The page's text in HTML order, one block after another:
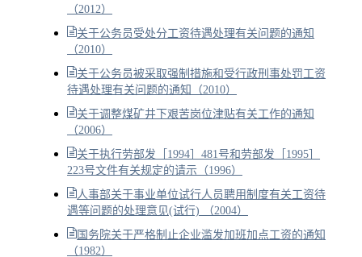
（2012）
关于公务员受处分工资待遇处理有关问题的通知
（2010）
关于公务员被采取强制措施和受行政刑事处罚工资
待遇处理有关问题的通知（2010）
关于调整煤矿井下艰苦岗位津贴有关工作的通知
（2006）
关于执行劳部发［1994］481号和劳部发［1995］
223号文件有关规定的请示（1996）
人事部关于事业单位试行人员聘用制度有关工资待
遇等问题的处理意见(试行) （2004）
国务院关于严格制止企业滥发加班加点工资的通知
（1982）